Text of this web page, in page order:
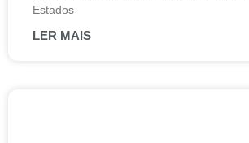
Estados
LER MAIS